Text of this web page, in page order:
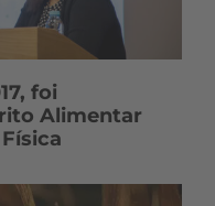
foi
Alimentar